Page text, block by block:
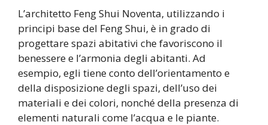
L’architetto Feng Shui Noventa, utilizzando i
principi base del Feng Shui, è in grado di
progettare spazi abitativi che favoriscono il
benessere e l’armonia degli abitanti. Ad
esempio, egli tiene conto dell’orientamento e
della disposizione degli spazi, dell’uso dei
materiali e dei colori, nonché della presenza di
elementi naturali come l’acqua e le piante.